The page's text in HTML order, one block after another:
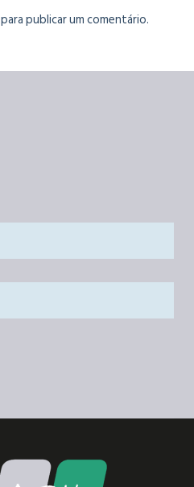
para publicar um comentário.